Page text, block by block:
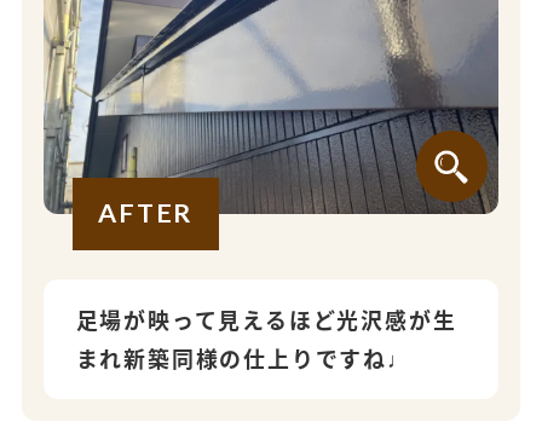
AFTER
足場が映って見えるほど光沢感が生
まれ新築同様の仕上りですね♩